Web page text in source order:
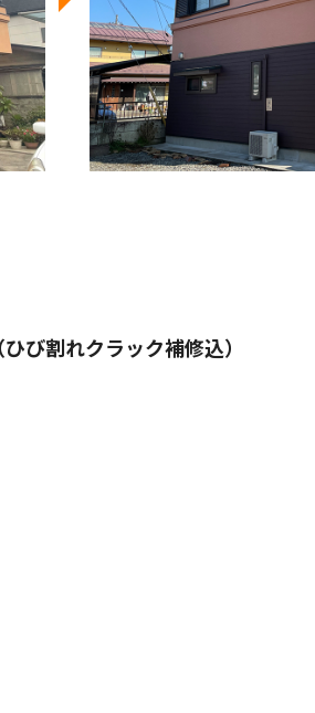
び割れクラック補修込）